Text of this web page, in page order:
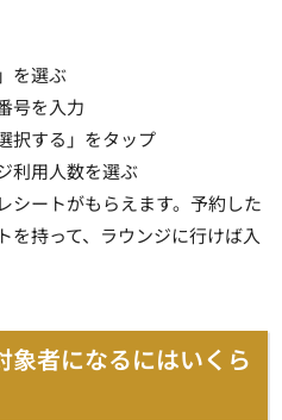
を選ぶ
号を入力
択する」をタップ
利用人数を選ぶ
シートがもらえます。予約した
を持って、ラウンジに行けば入
象者になるにはいくら